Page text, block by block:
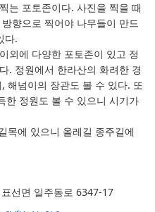
는 포토존이다. 사진을 찍을 때
향으로 찍어야 나무들이 만드
다.
외에 다양한 포토존이 있고 정
. 정원에서 한라산의 화려한 경
해넘이의 장관도 볼 수 있다. 또
한 정원도 볼 수 있으니 시기가
목에 있으니 올레길 종주길에
선면 일주동로 6347-17